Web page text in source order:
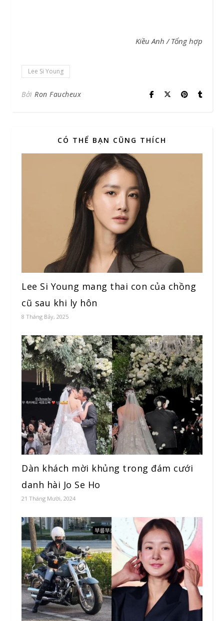
Kiều Anh / Tổng hợp
Lee Si Young
Bởi Ron Faucheux
CÓ THỂ BẠN CŨNG THÍCH
Lee Si Young mang thai con của chồng
cũ sau khi ly hôn
8 Tháng Bảy, 2025
Dàn khách mời khủng trong đám cưới
danh hài Jo Se Ho
21 Tháng Mười, 2024